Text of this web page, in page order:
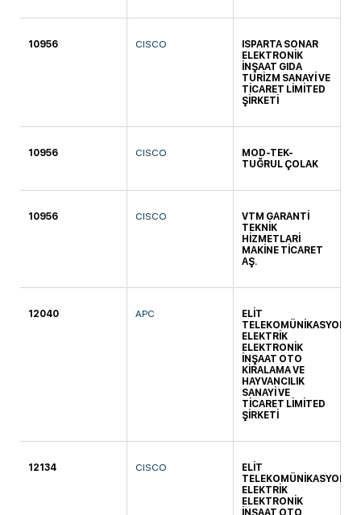
10956 CISCO
ISPARTA SONAR
ELEKTRONİK
İNŞAAT GIDA
TURİZM SANAYİ VE
TİCARET LİMİTED
ŞİRKETİ
10956 CISCO
MOD-TEK-
TUĞRUL ÇOLAK
10956 CISCO
VTM GARANTİ
TEKNİK
HİZMETLARİ
MAKİNE TİCARET
AŞ.
12040 APC
ELİT
TELEKOMÜNİKASYON
ELEKTRİK
ELEKTRONİK
İNŞAAT OTO
KİRALAMA VE
HAYVANCILIK
SANAYİ VE
TİCARET LİMİTED
ŞİRKETİ
12134 CISCO
ELİT
TELEKOMÜNİKASYON
ELEKTRİK
ELEKTRONİK
İNŞAAT OTO